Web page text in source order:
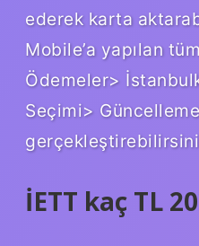
ederek karta
Mobile’a yapılan
Ödemeler>
Seçimi>
İETT kaç TL